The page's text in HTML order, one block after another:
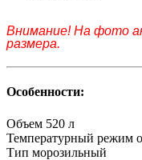
Внимание! На фото
размера.
Особенности:
Объем 520 л
Температурный режим
Тип морозильный